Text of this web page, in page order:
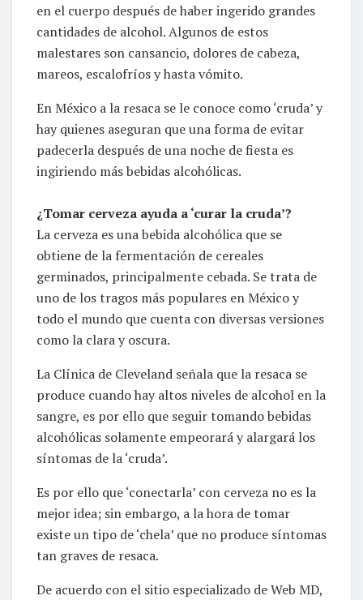
en el cuerpo después de haber ingerido grandes
cantidades de alcohol. Algunos de estos
malestares son cansancio, dolores de cabeza,
mareos, escalofríos y hasta vómito.
En México a la resaca se le conoce como ‘cruda’ y
hay quienes aseguran que una forma de evitar
padecerla después de una noche de fiesta es
ingiriendo más bebidas alcohólicas.
¿Tomar cerveza ayuda a ‘curar la cruda’?
La cerveza es una bebida alcohólica que se
obtiene de la fermentación de cereales
germinados, principalmente cebada. Se trata de
uno de los tragos más populares en México y
todo el mundo que cuenta con diversas versiones
como la clara y oscura.
La Clínica de Cleveland señala que la resaca se
produce cuando hay altos niveles de alcohol en la
sangre, es por ello que seguir tomando bebidas
alcohólicas solamente empeorará y alargará los
síntomas de la ‘cruda’.
Es por ello que ‘conectarla’ con cerveza no es la
mejor idea; sin embargo, a la hora de tomar
existe un tipo de ‘chela’ que no produce síntomas
tan graves de resaca.
De acuerdo con el sitio especializado de Web MD,